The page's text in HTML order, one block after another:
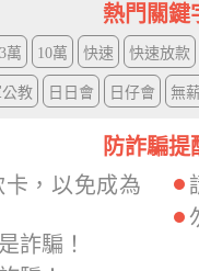
熱門關鍵
3萬 10萬 快速 快速放款
公教 日日會 日仔會 無
防詐騙提
，以免成為
詐騙！